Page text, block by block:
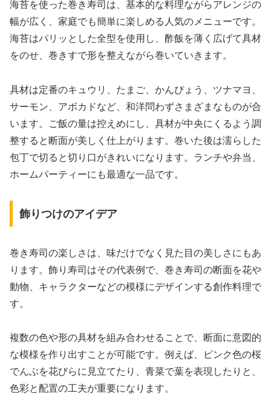
海苔を使った巻き寿司は、基本的な料理ながらアレンジの
幅が広く、家庭でも簡単に楽しめる人気のメニューです。
海苔はパリッとした全型を使用し、酢飯を薄く広げて具材
をのせ、巻きすで形を整えながら巻いていきます。
具材は定番のキュウリ、たまご、かんぴょう、ツナマヨ、
サーモン、アボカドなど、和洋問わずさまざまなものが合
います。ご飯の量は控えめにし、具材が中央にくるよう調
整すると断面が美しく仕上がります。巻いた後は濡らした
包丁で切ると切り口がきれいになります。ランチや弁当、
ホームパーティーにも最適な一品です。
飾りつけのアイデア
巻き寿司の楽しさは、味だけでなく見た目の美しさにもあ
ります。飾り寿司はその代表例で、巻き寿司の断面を花や
動物、キャラクターなどの模様にデザインする創作料理で
す。
複数の色や形の具材を組み合わせることで、断面に意図的
な模様を作り出すことが可能です。例えば、ピンク色の桜
でんぶを花びらに見立てたり、青菜で葉を表現したりと、
色彩と配置の工夫が重要になります。